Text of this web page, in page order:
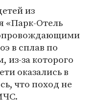
из
«Парк-Отель
в сплав по
из-за которого
оказались в
что поход не